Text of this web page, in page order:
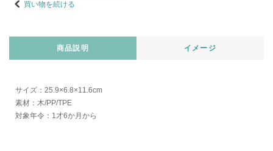
買い物を続ける
商品説明 イメージ
サイズ：25.9×6.8×11.6cm
素材：木/PP/TPE
対象年令：1才6か月から